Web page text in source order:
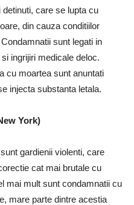
care se lupta cu
din cauza conditiilor
sunt legati in
ingrijiri medicale deloc.
cu moartea sunt anuntati
injecta substanta letala.
York)
gardienii violenti, care
cat mai brutale cu
mai mult sunt condamnatii cu
mare parte dintre acestia